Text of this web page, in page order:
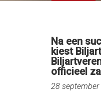
Na een
kiest
officieel
28